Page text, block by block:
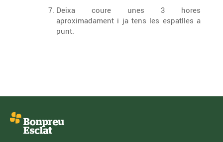
Deixa coure unes 3 hores
aproximadament i ja tens les espatlles a
punt.